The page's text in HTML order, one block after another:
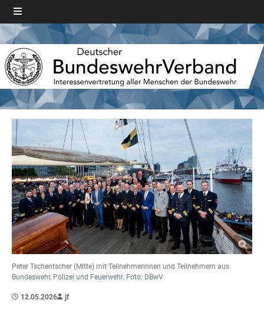
Peter Tschentscher (Mitte) mit Teilnehmerinnen und Teilnehmern aus
Bundeswehr, Polizei und Feuerwehr. Foto: DBwV
12.05.2026 jf